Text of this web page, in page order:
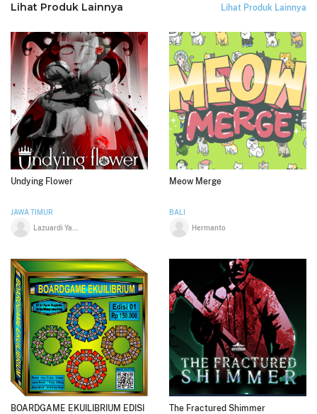
Lihat Produk Lainnya Lihat Produk Lainnya
Undying Flower
JAWA TIMUR
Meow Merge
BALI
Hermanto
BOARDGAME EKUILIBRIUM EDISI
The Fractured Shimmer